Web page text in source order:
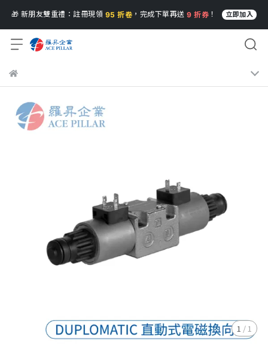
🎁 新朋友雙重禮：註冊現領 95 折卷 ，完成下單再送9 折券 ！ 立即加入
1 /1